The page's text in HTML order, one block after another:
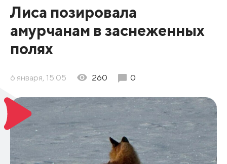
Лиса позировала
амурчанам в заснеженных
полях
6 января, 15:05 260 0